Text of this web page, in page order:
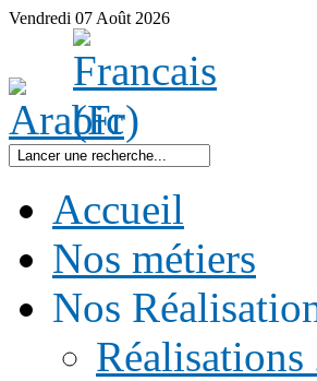
Vendredi 07 Août 2026
Accueil
Nos métiers
Nos